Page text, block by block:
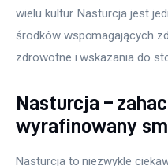
wielu kultur. Nasturcja jest
środków wspomagających
zdrowotne i wskazania do
Nasturcja –
wyrafinowany
Nasturcja to niezwykle